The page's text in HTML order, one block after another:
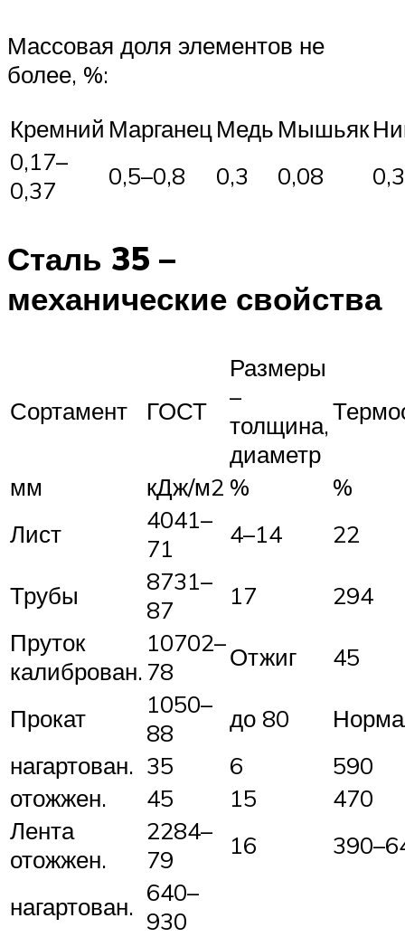
Массовая доля элементов не
более, %:
Кремний МарганецМедь Мышьяк
0,17–
0,37
0,5–0,8 0,3 0,08 0,3
Сталь 35 –
механические свойства
Сортамент ГОСТ
Размеры
–
толщина,
диаметр
мм кДж/м2 %
%
Лист
4041–
71
4–14 22
Трубы
8731–
87
17
294
Пруток
калиброван.
10702–
78
Отжиг 45
Прокат
1050–
88
до 80
нагартован. 35 6
590
отожжен.
45 15
470
Лента
отожжен.
2284–
79
16
нагартован. 640–
930